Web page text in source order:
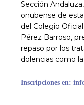
Sección
onubense de
del Colegio
Pérez Barroso,
repaso por los
dolencias como
Inscripciones en: